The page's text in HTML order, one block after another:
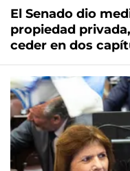
El Senado dio
propiedad
ceder en dos